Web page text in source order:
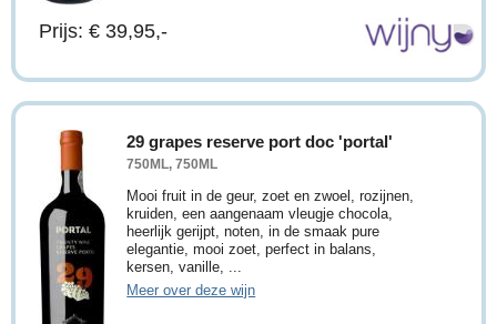
Prijs: € 39,95,-
29 grapes reserve port doc 'portal'
750ML, 750ML
Mooi fruit in de geur, zoet en zwoel, rozijnen,
kruiden, een aangenaam vleugje chocola,
heerlijk gerijpt, noten, in de smaak pure
elegantie, mooi zoet, perfect in balans,
kersen, vanille, ...
Meer over deze wijn